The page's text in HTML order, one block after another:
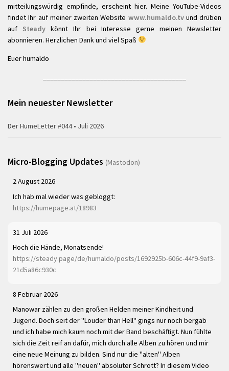
mitteilungswürdig empfinde, erscheint hier. Meine YouTube-Videos
findet Ihr auf meiner zweiten Website www.humaldo.tvund drüben
auf Steady könnt Ihr bei Interesse gerne meinen Newsletter
abonnieren. Herzlichen Dank und viel Spaß
Euer humaldo
Mein neuester Newsletter
Der HumeLetter #044 • Juli 2026
Micro-Blogging Updates (Mastodon)
2 August 2026
Ich hab mal wieder was gebloggt:
https://humepage.at/18983
31 Juli 2026
Hoch die Hände, Monatsende!
https://steady.page/de/humaldo/posts/1692925b-606c-44f9-9af3-
21d5a86c930c
8 Februar 2026
Manowar zählen zu den großen Helden meiner Kindheit und
Jugend. Doch seit der "Louder than Hell" gings nur noch bergab
und ich habe mich kaum noch mit der Band beschäftigt. Nun fühlte
sich die Zeit reif an dafür, mich durch alle Alben zu hören und mir
eine neue Meinung zu bilden. Sind nur die "alten" Alben
hörenswert und alle "neuen" absoluter Schrott? In diesem Video